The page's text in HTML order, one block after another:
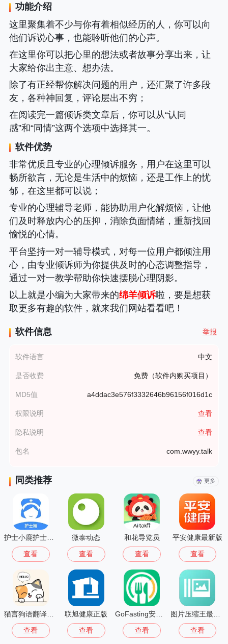
功能介绍
这里聚集着不少与你有着相似经历的人，你可以向
他们诉说心事，也能聆听他们的心声。
在这里你可以把心里的想法或者故事分享出来，让
大家给你出主意、想办法。
除了有正经帮你解决问题的用户，还汇聚了许多段
友，各种神回复，评论层出不穷；
在阅读完一篇倾诉类文章后，你可以从“认同
感”和“同情”这两个选项中选择其一。
软件优势
非常优质且专业的心理倾诉服务，用户在这里可以
畅所欲言，无论是生活中的烦恼，还是工作上的忧
郁，在这里都可以说；
专业的心理辅导老师，能协助用户化解烦恼，让他
们及时释放内心的压抑，消除负面情绪，重新找回
愉悦的心情。
平台坚持一对一辅导模式，对每一位用户都倾注用
心，由专业倾诉师为你提供及时的心态调整指导，
通过一对一教学帮助你快速摆脱心理阴影。
以上就是小编为大家带来的绵羊倾诉啦，要是想获
取更多有趣的软件，就来我们网站看看吧！
软件信息 举报
软件语言 中文
是否收费 免费（软件内购买项目）
MD5值 a4ddac3e576f3332646b96156f016d1c
权限说明 查看
隐私说明 查看
包名 com.wwyy.talk
同类推荐 更多
护士小鹿护士端安卓版
查看
微泰动态
查看
和花导览员
查看
平安健康最新版
查看
查看
联旭健康正版
查看 查看 查看